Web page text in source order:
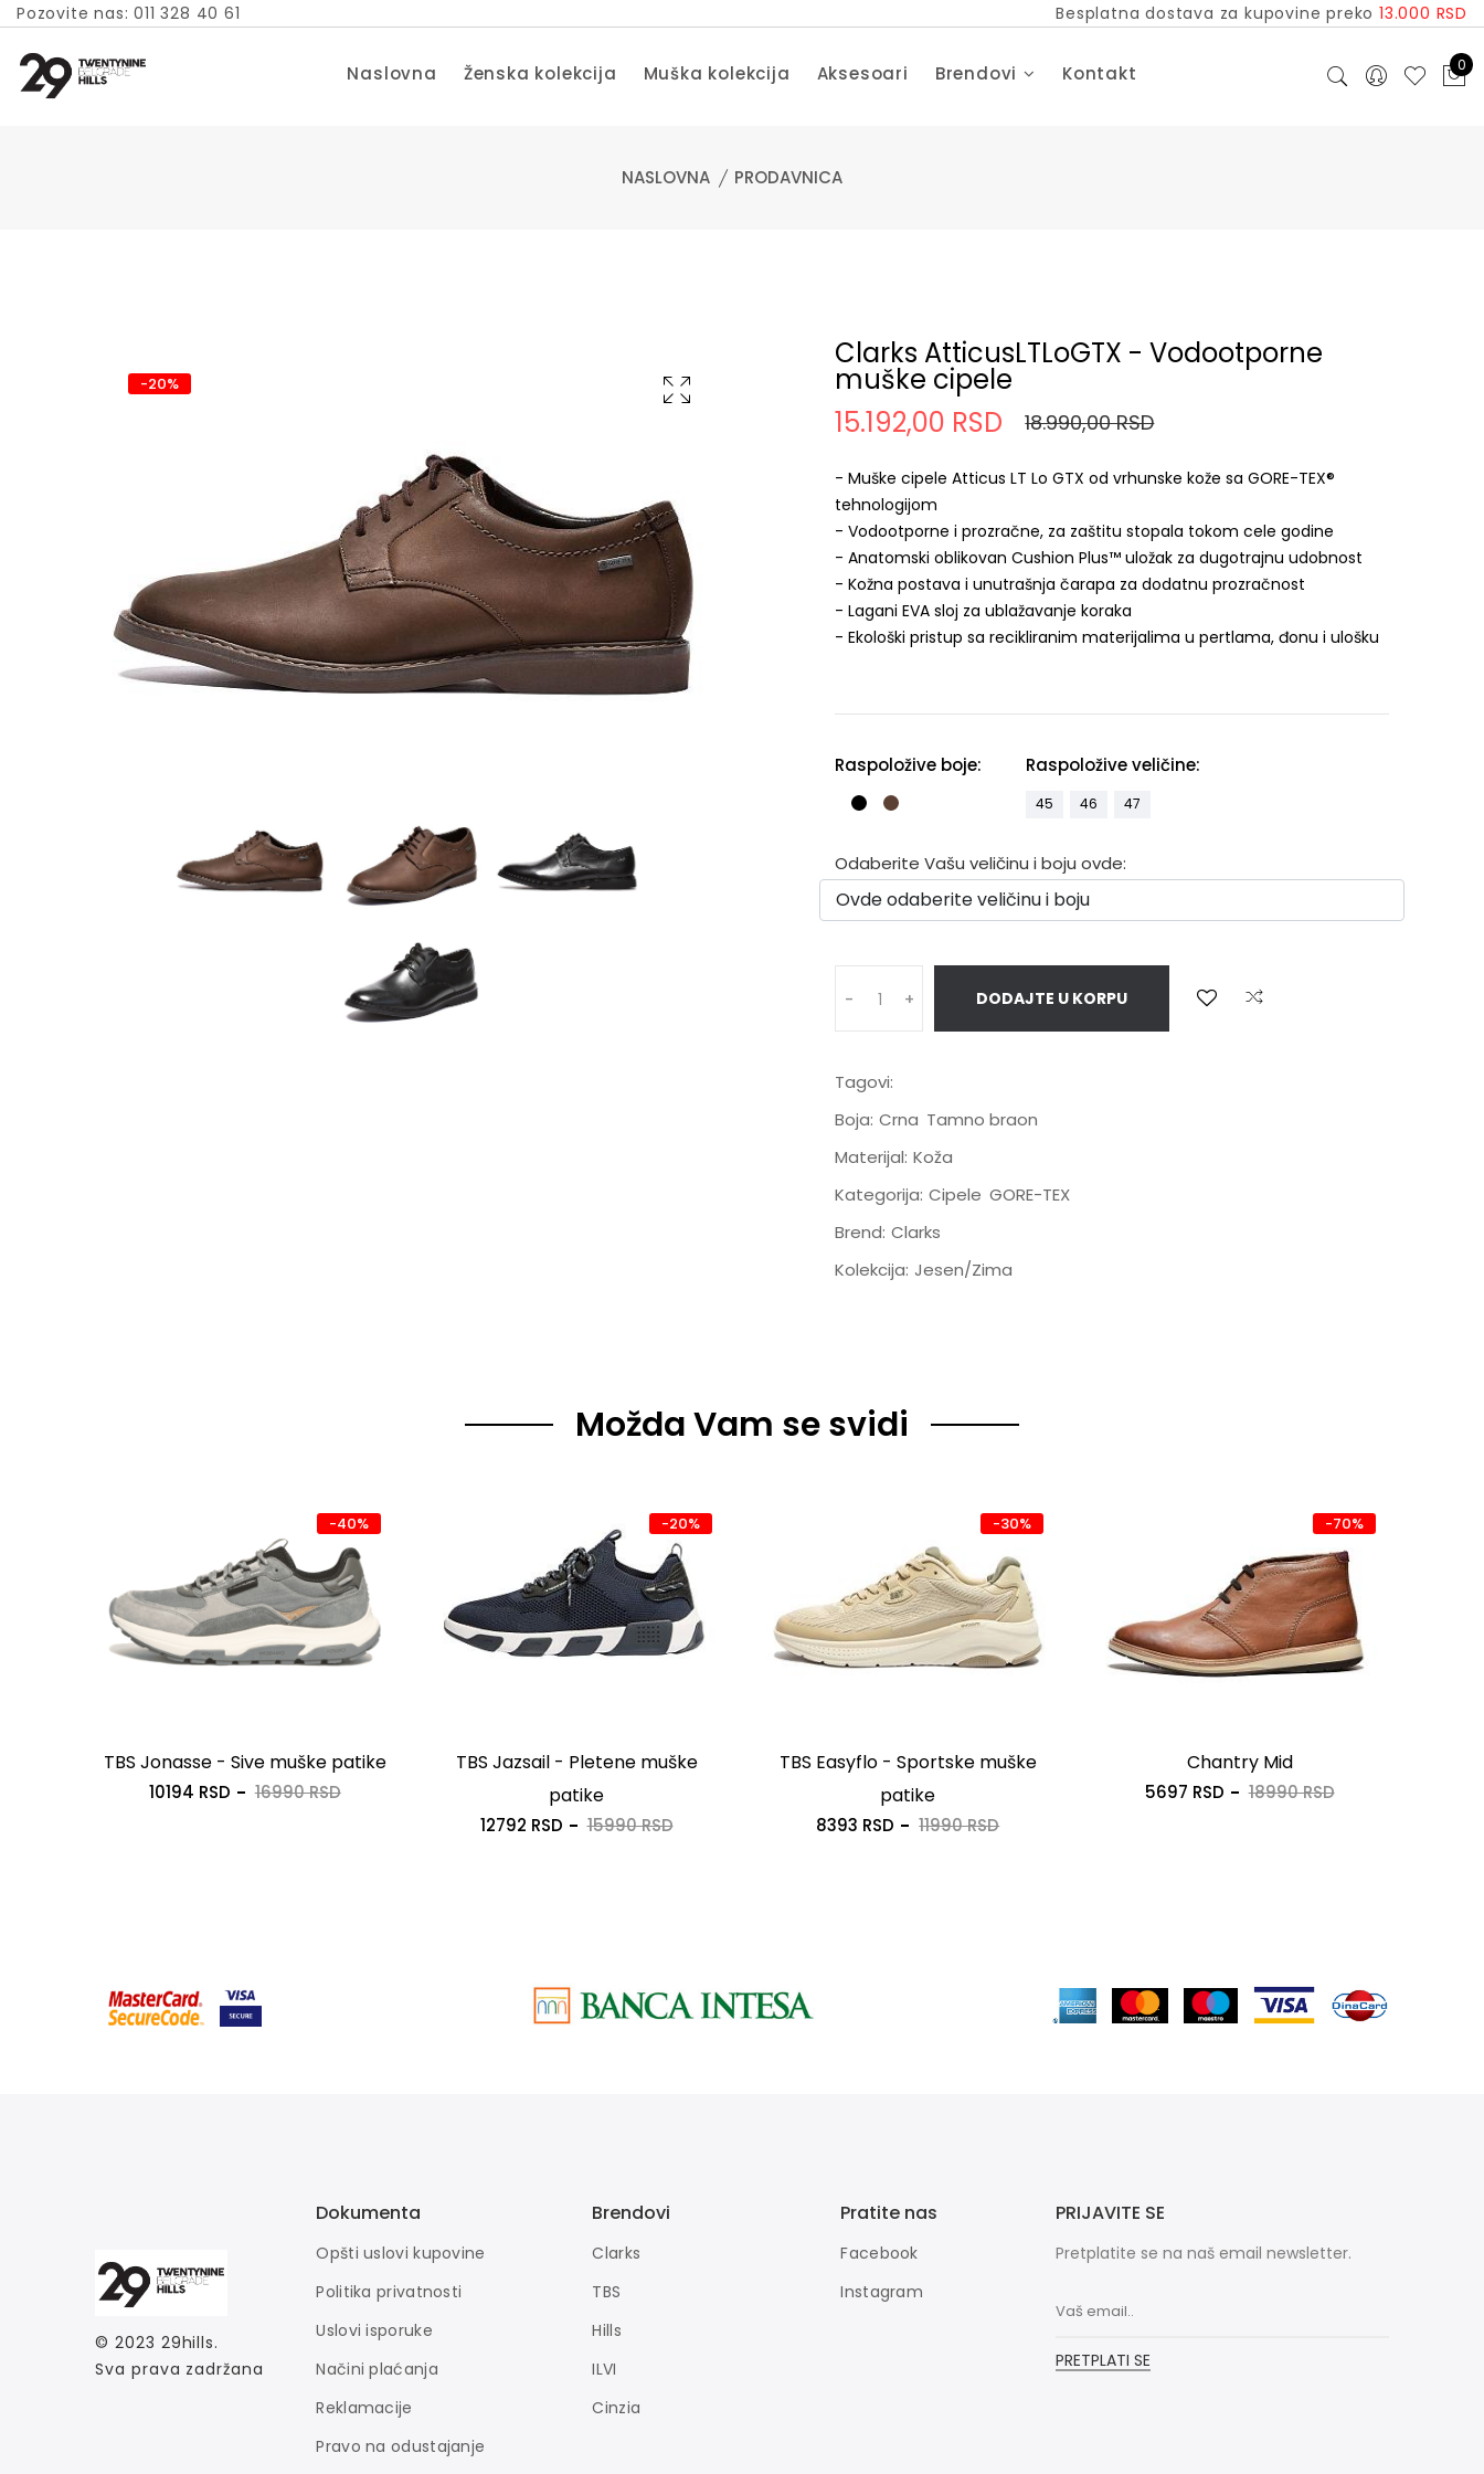
Pozovite nas: 011 328 40 61 Besplatna dostava za kupovine preko 13.000 RSD
Naslovna Ženska kolekcija Muška kolekcija Aksesoari Brendovi Kontakt 0
NASLOVNA PRODAVNICA
-20%
Clarks AtticusLTLoGTX - Vodootporne
muške cipele
15.192,00 RSD
18.990,00 RSD
- Muške cipele Atticus LT Lo GTX od vrhunske kože sa GORE-TEX®
tehnologijom
- Vodootporne i prozračne, za zaštitu stopala tokom cele godine
- Anatomski oblikovan Cushion Plus™ uložak za dugotrajnu udobnost
- Kožna postava i unutrašnja čarapa za dodatnu prozračnost
- Lagani EVA sloj za ublažavanje koraka
- Ekološki pristup sa recikliranim materijalima u pertlama, đonu i ulošku
Raspoložive boje: Raspoložive veličine:
45 46 47
Odaberite Vašu veličinu i boju ovde:
- + DODAJTE U KORPU
Tagovi:
Boja: Crna Tamno braon
Materijal: Koža
Kategorija: Cipele GORE-TEX
Brend: Clarks
Kolekcija: Jesen/Zima
Možda Vam se svidi
-40%
TBS Jonasse - Sive muške patike
10194 RSD 16990 RSD
-20%
TBS Jazsail - Pletene muške
patike
12792 RSD 15990 RSD
-30%
TBS Easyflo - Sportske muške
patike
8393 RSD 11990 RSD
-70%
Chantry Mid
5697 RSD 18990 RSD
© 2023 29hills.
Sva prava zadržana
Dokumenta
Opšti uslovi kupovine
Politika privatnosti
Uslovi isporuke
Načini plaćanja
Reklamacije
Pravo na odustajanje
Brendovi
Clarks
TBS
Hills
ILVI
Cinzia
Pratite nas
Facebook
Instagram
PRIJAVITE SE
Pretplatite se na naš email newsletter.